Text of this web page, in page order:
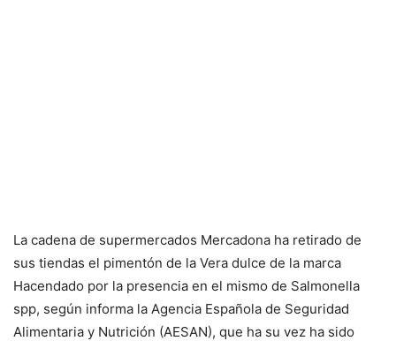
La cadena de supermercados Mercadona ha retirado de
sus tiendas el pimentón de la Vera dulce de la marca
Hacendado por la presencia en el mismo de Salmonella
spp, según informa la Agencia Española de Seguridad
Alimentaria y Nutrición (AESAN), que ha su vez ha sido